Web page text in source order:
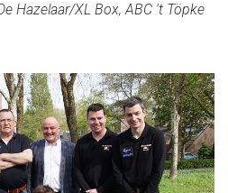
Hazelaar/XL Box, ABC 't Töpke